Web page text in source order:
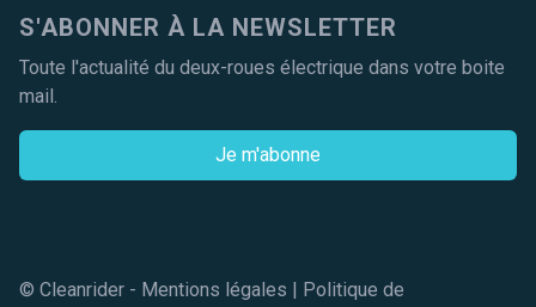
S'ABONNER À LA NEWSLETTER
Toute l'actualité du deux-roues électrique dans votre boite
mail.
Je m'abonne
© Cleanrider - Mentions légales Politique de